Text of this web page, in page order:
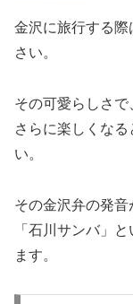
金沢に旅行する
さい。
その可愛らしさ
さらに楽しくな
い。
その金沢弁の発
「石川サンバ」
ます。